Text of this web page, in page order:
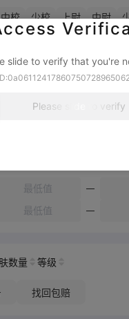
中校 少校 上尉 中尉
数量 等级
找回包赔
slide to verify that you're
Please slide to verify